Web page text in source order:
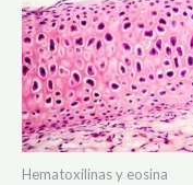
Hematoxilinas y eosina